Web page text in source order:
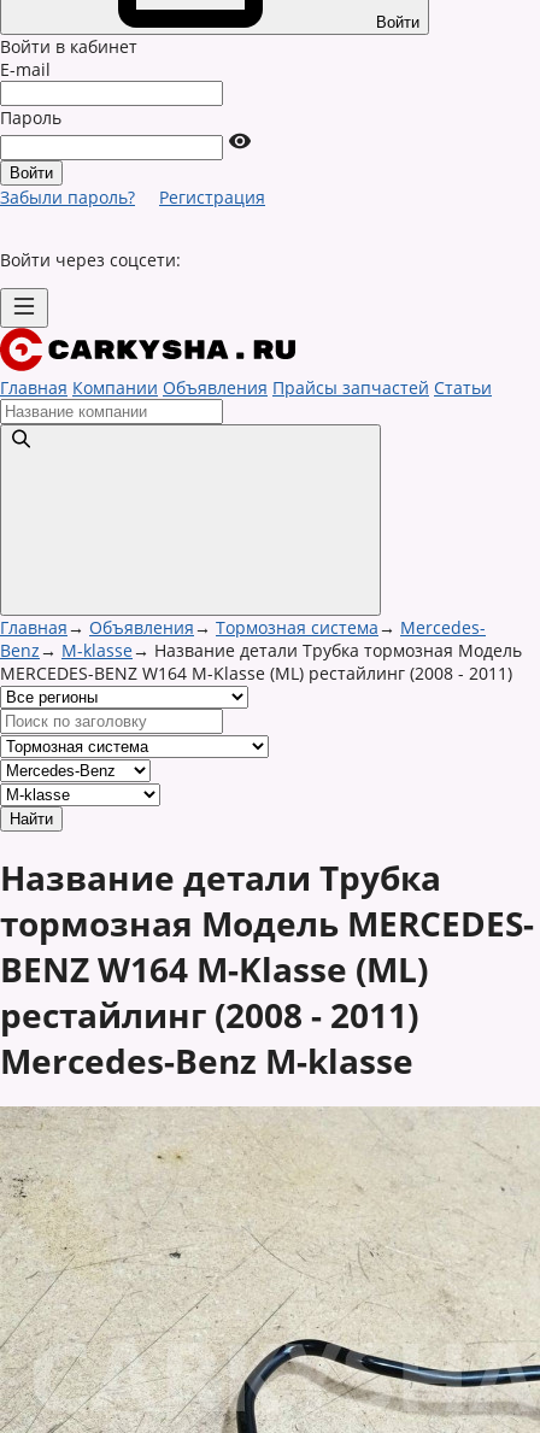
Войти
Войти в кабинет
E-mail
Пароль
Забыли пароль? Регистрация
Войти через соцсети:
Главная Компании Объявления Прайсы запчастей Статьи
Главная→ Объявления→ Тормозная система→ Mercedes-
Benz→ M-klasse→ Название детали Трубка тормозная Модель
MERCEDES-BENZ W164 M-Klasse (ML) рестайлинг (2008 - 2011)
Название детали Трубка
тормозная Модель MERCEDES-
BENZ W164 M-Klasse (ML)
рестайлинг (2008 - 2011)
Mercedes-Benz M-klasse